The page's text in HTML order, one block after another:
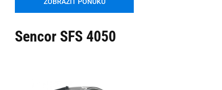
Sencor SFS 4050